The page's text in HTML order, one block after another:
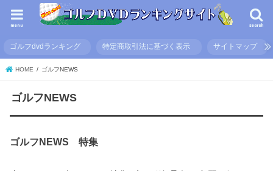
search
menu
ゴルフdvdランキング 特定商取引法に基づく表示 サイトマップ
HOME ゴルフNEWS
ゴルフNEWS
ゴルフNEWS 特集